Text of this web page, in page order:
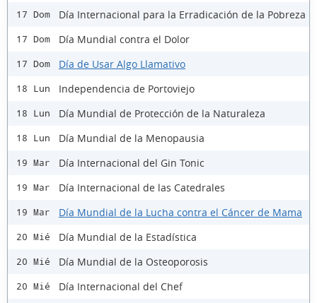
17 Dom Día Internacional para la Erradicación de la Pobreza
17 Dom Día Mundial contra el Dolor
17 Dom Día de Usar Algo Llamativo
18 Lun Independencia de Portoviejo
18 Lun Día Mundial de Protección de la Naturaleza
18 Lun Día Mundial de la Menopausia
19 Mar Día Internacional del Gin Tonic
19 Mar Día Internacional de las Catedrales
19 Mar Día Mundial de la Lucha contra el Cáncer de Mama
20 Mié Día Mundial de la Estadística
20 Mié Día Mundial de la Osteoporosis
20 Mié Día Internacional del Chef